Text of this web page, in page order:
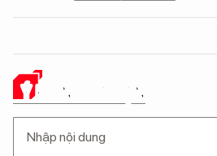
Ý KIẾN CỦA BẠN